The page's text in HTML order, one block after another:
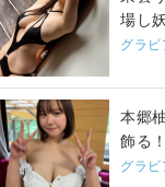
場し
グラビ
本郷
飾る
グラビ